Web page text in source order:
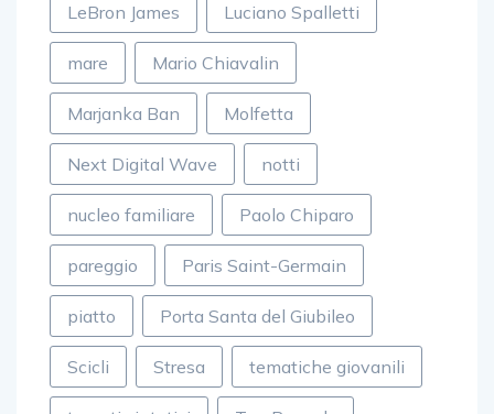
LeBron James Luciano Spalletti
mare Mario Chiavalin
Marjanka Ban Molfetta
Next Digital Wave notti
nucleo familiare Paolo Chiparo
pareggio Paris Saint-Germain
piatto Porta Santa del Giubileo
Scicli Stresa tematiche giovanili